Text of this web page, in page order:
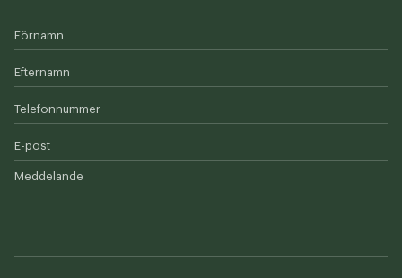
Förnamn
Efternamn
Telefonnummer
E-post
Meddelande